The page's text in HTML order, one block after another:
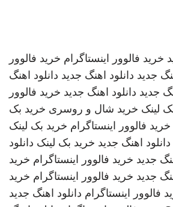
خرید فالوور اینستاگرام خرید فالوور
جدید دانلود اهنگ جدید دانلود اهنگ
جدید دانلود اهنگ جدید خرید فالوور
لینک خرید شال و روسری خرید بک
خرید فالوور اینستاگرام خرید بک لینک
دانلود اهنگ جدید خرید بک لینک دانلود
جدید خرید فالوور اینستاگرام خرید
جدید خرید فالوور اینستاگرام خرید
فالوور اینستاگرام دانلود اهنگ جدید